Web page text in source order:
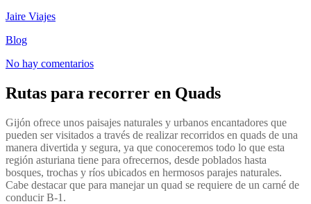
Jaire Viajes
Blog
No hay comentarios
Rutas para recorrer en Quads
Gijón ofrece unos paisajes naturales y urbanos encantadores que
pueden ser visitados a través de realizar recorridos en quads de una
manera divertida y segura, ya que conoceremos todo lo que esta
región asturiana tiene para ofrecernos, desde poblados hasta
bosques, trochas y ríos ubicados en hermosos parajes naturales.
Cabe destacar que para manejar un quad se requiere de un carné de
conducir B-1.